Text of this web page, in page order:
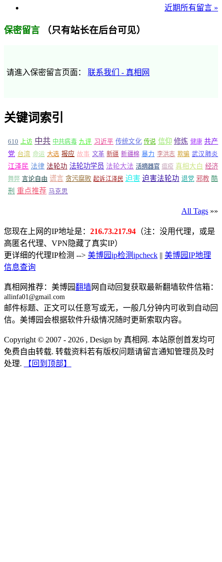
近期所有留言 »
保密留言 （只有站长在后台可见）
请進入保密留言页面： 联系我们 - 真相网
关键词索引
610 上访 中共 中共病毒 九评 习近平 传统文化 传说 信仰 修炼 健康 共产
党 台湾 命运 大选 报应 故事 文革 新疆 新疆棉 暴力 李洪志 欺骗 武汉肺炎
江泽民 法律 法轮功 法轮功学员 法轮大法 活摘器官 瘟疫 真相大白 经济
舞弊 言论自由 谎言 贪污腐败 起诉江泽民 迫害 迫害法轮功 退党 邪教 酷
刑 重点推荐 马克思
All Tags »»
您现在上网的IP地址是： 216.73.217.94 （注：没用代理，或是
高匿名代理、VPN隐藏了真实IP）
更详细的代理IP检测 --> 美博园ip检测ipcheck || 美博园IP地理
信息查询
真相网推荐：美博园翻墙网自动回复获取最新翻墙软件信箱：
allinfa01@gmail.com
邮件标题、正文可以任意写或无，一般几分钟内可收到自动回
信。美博园会根据软件升级情况随时更新索取内容。
Copyright © 2007 - 2026 , Design by 真相网. 本站原创首发均可
免费自由转载. 转载资料若有版权问题请留言通知管理员及时
处理.
【回到顶部】